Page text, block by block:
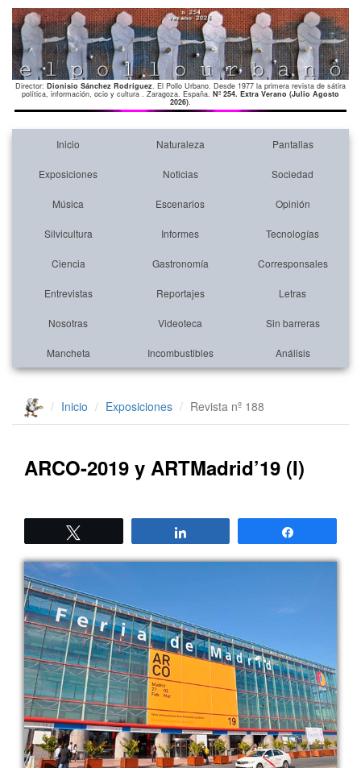
Director: Dionisio Sánchez Rodríguez. El Pollo Urbano. Desde 1977 la primera revista de sátira
política, información, ocio y cultura . Zaragoza. España. Nº 254. Extra Verano (Julio Agosto
2026).
Inicio Naturaleza Pantallas
Exposiciones Noticias Sociedad
Música Escenarios Opinión
Silvicultura Informes Tecnologías
Ciencia Gastronomía Corresponsales
Entrevistas Reportajes Letras
Nosotras Videoteca Sin barreras
Mancheta Incombustibles Análisis
Inicio Exposiciones Revista nº 188
ARCO-2019 y ARTMadrid’19 (I)